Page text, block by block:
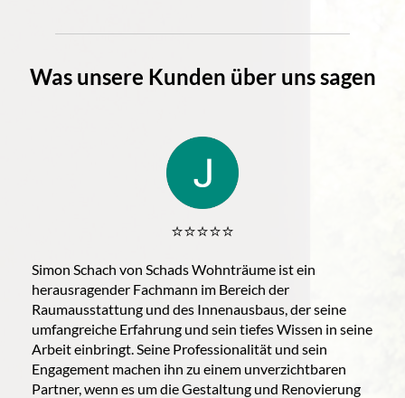
Was unsere Kunden über uns sagen
⭐️⭐️⭐️⭐️⭐️
Simon Schach von Schads Wohnträume ist ein
herausragender Fachmann im Bereich der
Raumausstattung und des Innenausbaus, der seine
umfangreiche Erfahrung und sein tiefes Wissen in seine
Arbeit einbringt. Seine Professionalität und sein
Engagement machen ihn zu einem unverzichtbaren
Partner, wenn es um die Gestaltung und Renovierung